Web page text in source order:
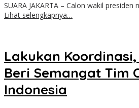
SUARA JAKARTA – Calon wakil
Lihat selengkapnya…
Lakukan
Beri Semangat Tim
Indonesia